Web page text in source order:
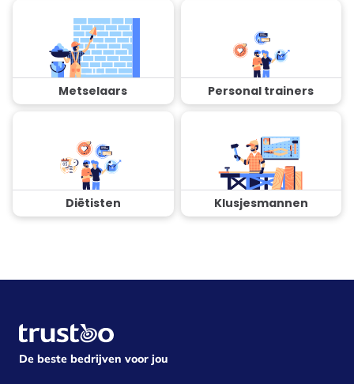
Metselaars Personal trainers
Diëtisten Klusjesmannen
De beste bedrijven voor jou